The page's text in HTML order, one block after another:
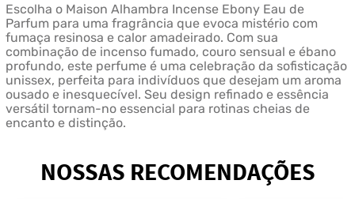
Escolha o Maison Alhambra Incense Ebony Eau de
Parfum para uma fragrância que evoca mistério com
fumaça resinosa e calor amadeirado. Com sua
combinação de incenso fumado, couro sensual e ébano
profundo, este perfume é uma celebração da sofisticação
unissex, perfeita para indivíduos que desejam um aroma
ousado e inesquecível. Seu design refinado e essência
versátil tornam-no essencial para rotinas cheias de
encanto e distinção.
NOSSAS RECOMENDAÇÕES